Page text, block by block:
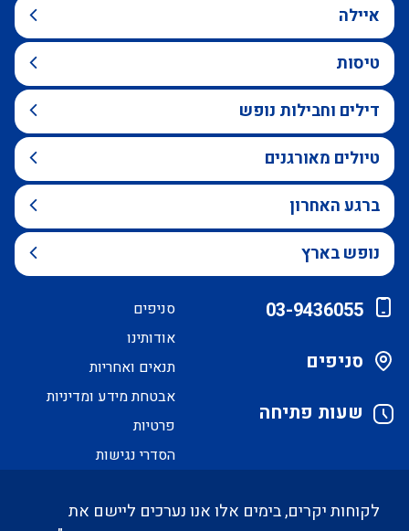
איילה
טיסות
דילים וחבילות נופש
טיולים מאורגנים
ברגע האחרון
נופש בארץ
03-9436055
סניפים
שעות פתיחה
סניפים
אודותינו
תנאים ואחריות
אבטחת מידע ומדיניות
פרטיות
הסדרי נגישות
לקוחות יקרים, בימים אלו אנו נערכים ליישם את